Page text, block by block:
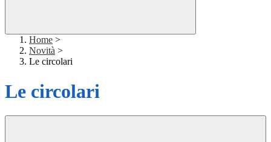
Home >
Novità >
Le circolari
Le circolari